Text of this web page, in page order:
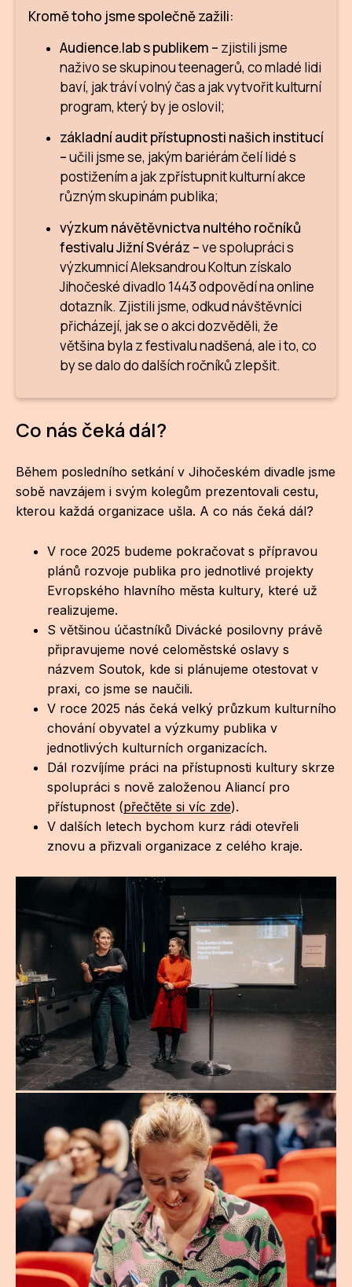
Kromě toho jsme společně zažili:
Audience.lab s publikem – zjistili jsme
naživo se skupinou teenagerů, co mladé lidi
baví, jak tráví volný čas a jak vytvořit kulturní
program, který by je oslovil;
základní audit přístupnosti našich institucí
–učili jsme se, jakým bariérám čelí lidé s
postižením a jak zpřístupnit kulturní akce
různým skupinám publika;
výzkum návětěvnictva nultého ročníků
festivalu Jižní Svéráz –ve spolupráci s
výzkumnicí Aleksandrou Koltun získalo
Jihočeské divadlo 1443 odpovědí na online
dotazník. Zjistili jsme, odkud návštěvníci
přicházejí, jak se o akci dozvěděli, že
většina byla z festivalu nadšená, ale i to, co
by se dalo do dalších ročníků zlepšit.
Co nás čeká dál?
Během posledního setkání v Jihočeském divadle jsme
sobě navzájem i svým kolegům prezentovali cestu,
kterou každá organizace ušla. A co nás čeká dál?
V roce 2025 budeme pokračovat s přípravou
plánů rozvoje publika pro jednotlivé projekty
Evropského hlavního města kultury, které už
realizujeme.
S většinou účastníků Divácké posilovny právě
připravujeme nové celoměstské oslavy s
názvem Soutok, kde si plánujeme otestovat v
praxi, co jsme se naučili.
V roce 2025 nás čeká velký průzkum kulturního
chování obyvatel a výzkumy publika v
jednotlivých kulturních organizacích.
Dál rozvíjíme práci na přístupnosti kultury skrze
spolupráci s nově založenou Aliancí pro
přístupnost (přečtěte si víc zde).
V dalších letech bychom kurz rádi otevřeli
znovu a přizvali organizace z celého kraje.